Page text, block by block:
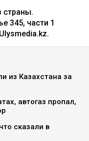
страны.
345, части 1
из Казахстана за
автогаз пропал,
сказали в